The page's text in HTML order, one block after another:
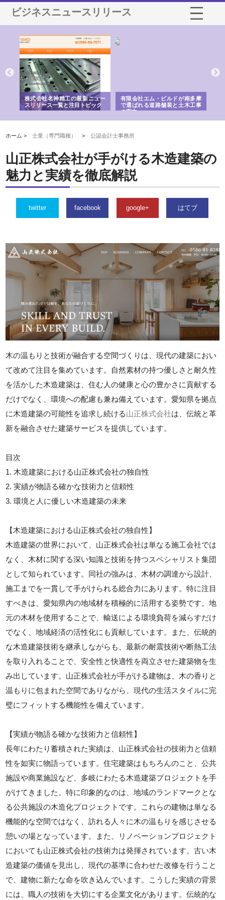
ビジネスニュースリリース
株式会社名神精工の最新ニュー
スリリース一覧と注目トピック
有限会社エム・ビルドが南多摩
で選ばれる道路舗装と土木工事
の実力
ホーム >士業（専門職種） >公認会計士事務所
山正株式会社が手がける木造建築の
魅力と実績を徹底解説
twitter facebook google+ はてブ
木の温もりと技術が融合する空間づくりは、現代の建築におい
て改めて注目を集めています。自然素材の持つ優しさと耐久性
を活かした木造建築は、住む人の健康と心の豊かさに貢献する
だけでなく、環境への配慮も兼ね備えています。愛知県を拠点
に木造建築の可能性を追求し続ける山正株式会社は、伝統と革
新を融合させた建築サービスを提供しています。
目次
1. 木造建築における山正株式会社の独自性
2. 実績が物語る確かな技術力と信頼性
3. 環境と人に優しい木造建築の未来
【木造建築における山正株式会社の独自性】
木造建築の世界において、山正株式会社は単なる施工会社では
なく、木材に関する深い知識と技術を持つスペシャリスト集団
として知られています。同社の強みは、木材の調達から設計、
施工までを一貫して手がけられる総合力にあります。特に注目
すべきは、愛知県内の地域材を積極的に活用する姿勢です。地
元の木材を使用することで、輸送による環境負荷を減らすだけ
でなく、地域経済の活性化にも貢献しています。また、伝統的
な木造建築技術を継承しながらも、最新の耐震技術や断熱工法
を取り入れることで、安全性と快適性を両立させた建築物を生
み出しています。山正株式会社が手がける建物は、木の香りと
温もりに包まれた空間でありながら、現代の生活スタイルに完
璧にフィットする機能性を備えています。
【実績が物語る確かな技術力と信頼性】
長年にわたり蓄積された実績は、山正株式会社の技術力と信頼
性を如実に物語っています。住宅建築はもちろんのこと、公共
施設や商業施設など、多岐にわたる木造建築プロジェクトを手
がけてきました。特に印象的なのは、地域のランドマークとな
る公共施設の木造化プロジェクトです。これらの建物は単なる
機能的な空間ではなく、訪れる人々に木の温もりを感じさせる
憩いの場となっています。また、リノベーションプロジェクト
においても山正株式会社の技術力は発揮されています。古い木
造建築の価値を見出し、現代の基準に合わせた改修を行うこと
で、建物に新たな命を吹き込んでいます。こうした実績の背景
には、職人の技術を大切にする企業文化があります。伝統的な